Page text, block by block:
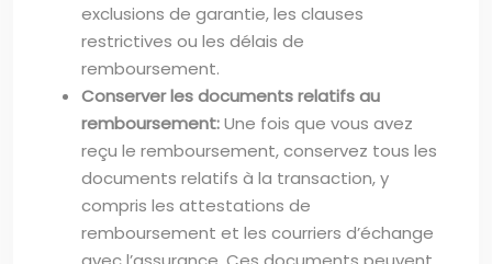
exclusions de garantie, les clauses
restrictives ou les délais de
remboursement.
Conserver les documents relatifs au
remboursement:Une fois que vous avez
reçu le remboursement, conservez tous les
documents relatifs à la transaction, y
compris les attestations de
remboursement et les courriers d’échange